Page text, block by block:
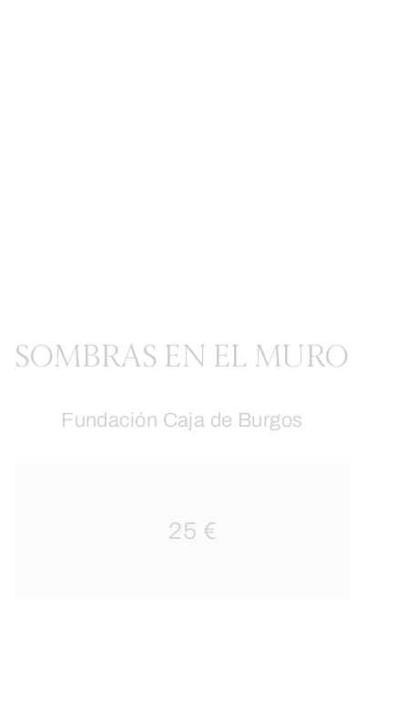
SOMBRAS EN EL MURO
Fundación Caja de Burgos
25 €